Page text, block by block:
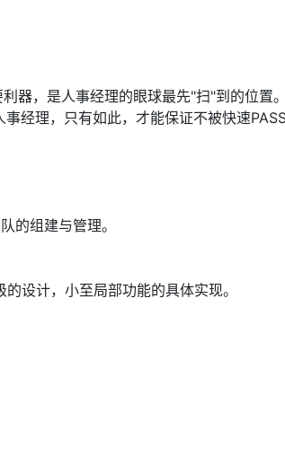
器，是人事经理的眼球最先"扫"到的位置。
经理，只有如此，才能保证不被快速PASS
的组建与管理。
设计，小至局部功能的具体实现。